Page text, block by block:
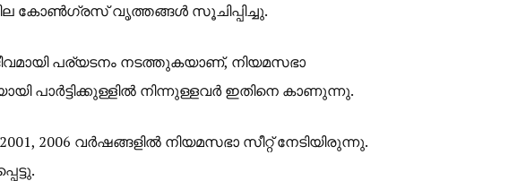
കോൺഗ്രസ് വൃത്തങ്ങൾ സൂചിപ്പിച്ചു.
പര്യടനം നടത്തുകയാണ്, നിയമസഭാ
പാർട്ടിക്കുള്ളിൽ നിന്നുള്ളവർ ഇതിനെ കാണുന്നു.
2006 വർഷങ്ങളിൽ നിയമസഭാ സീറ്റ് നേടിയിരുന്നു.